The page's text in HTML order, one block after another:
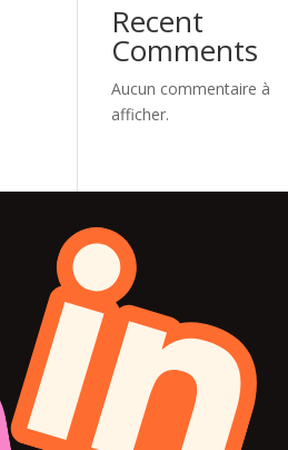
Recent
Comments
Aucun commentaire à
afficher.